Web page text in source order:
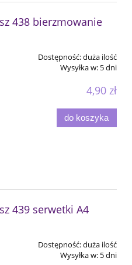
438 bierzmowanie
Dostępność:duża ilość
Wysyłka w: 5 dni
4,90 zł
do koszyka
439 serwetki A4
Dostępność:duża ilość
Wysyłka w: 5 dni